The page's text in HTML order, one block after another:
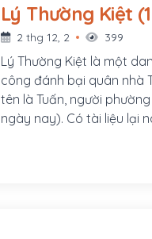
Lý
2 thg 12, 2 399
Lý Thường Kiệt là một
công đánh bại quân nhà Tống vào
tên là Tuấn, người
ngày nay). Có tài liệu lại